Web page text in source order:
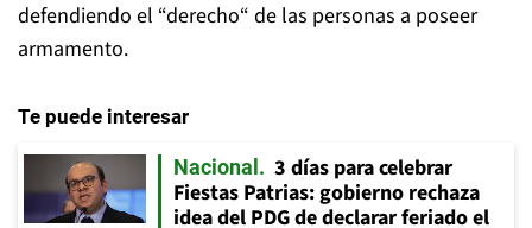
defendiendo el “derecho“ de las personas a poseer
armamento.
Te puede interesar
Nacional
3 días para celebrar
Fiestas Patrias: gobierno rechaza
idea del PDG de declarar feriado el